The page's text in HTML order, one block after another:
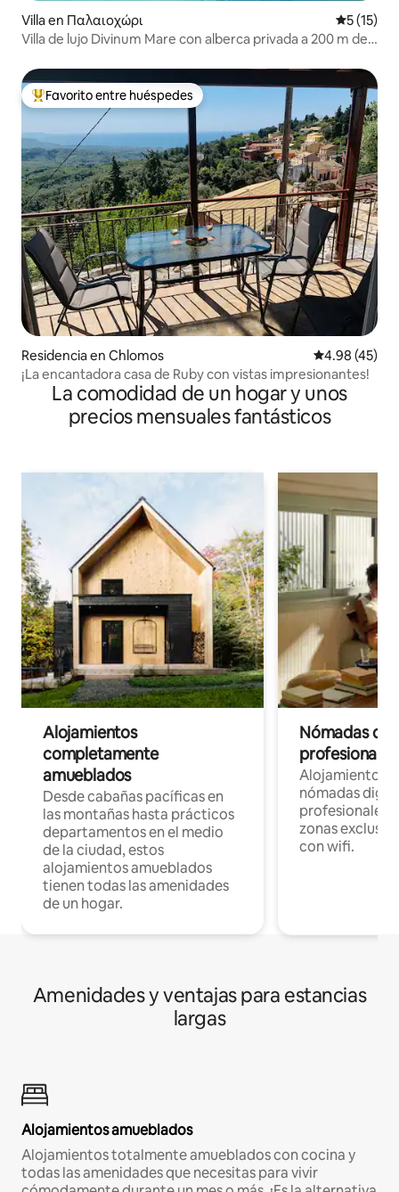
Villa en Παλαιοχώρι
5 (15)
Villa de lujo Divinum Mare con alberca privada a 200 m de
De los mejores en Favorito entre huéspedes
Favorito entre huéspedes
Residencia en Chlomos Calificación
4.98 (45)
¡La encantadora casa de Ruby con vistas impresionantes!
La comodidad de un hogar y unos
precios mensuales fantásticos
Alojamientos
completamente
amueblados
Desde cabañas pacíficas en
las montañas hasta prácticos
departamentos en el medio
de la ciudad, estos
alojamientos amueblados
tienen todas las amenidades
de un hogar.
Nómadas
Alojamientos
nómadas
profesionales
zonas
con wifi.
Amenidades y ventajas para estancias
largas
Alojamientos amueblados
Alojamientos totalmente amueblados con cocina y
todas las amenidades que necesitas para vivir